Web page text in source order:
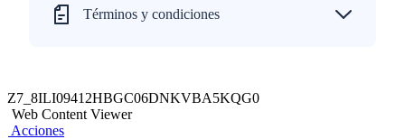
Términos y condiciones
Z7_8ILI09412HBGC06DNKVBA5KQG0
Web Content Viewer
Acciones